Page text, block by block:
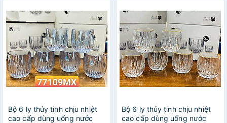
Bộ 6 ly thủy tinh chịu nhiệt
cao cấp dùng uống nước
Bộ 6 ly thủy tinh chịu nhiệt
cao cấp dùng uống nước